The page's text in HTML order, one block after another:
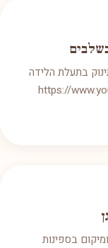
בתעלת הלידה
https://
בספינות